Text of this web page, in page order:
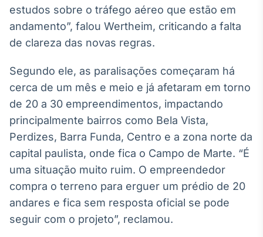
notícias e
conteúdos
Broadcast
plataforma para
analisar fundos
de investimento
no Brasil
IA
Em breve
BroadFast
estudos sobre o tráfego aéreo que estão em
andamento”, falou Wertheim, criticando a falta
de clareza das novas regras.
Segundo ele, as paralisações começaram há
cerca de um mês e meio e já afetaram em torno
de 20 a 30 empreendimentos, impactando
principalmente bairros como Bela Vista,
Perdizes, Barra Funda, Centro e a zona norte da
capital paulista, onde fica o Campo de Marte. “É
uma situação muito ruim. O empreendedor
compra o terreno para erguer um prédio de 20
andares e fica sem resposta oficial se pode
seguir com o projeto”, reclamou.